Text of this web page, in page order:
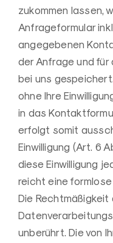
zukommen lassen,
Anfrageformular
angegebenen
der Anfrage und für
bei uns
ohne Ihre
in das
erfolgt somit
Einwilligung (Art. 6
diese Einwilligung
reicht eine
Die
unberührt. Die von